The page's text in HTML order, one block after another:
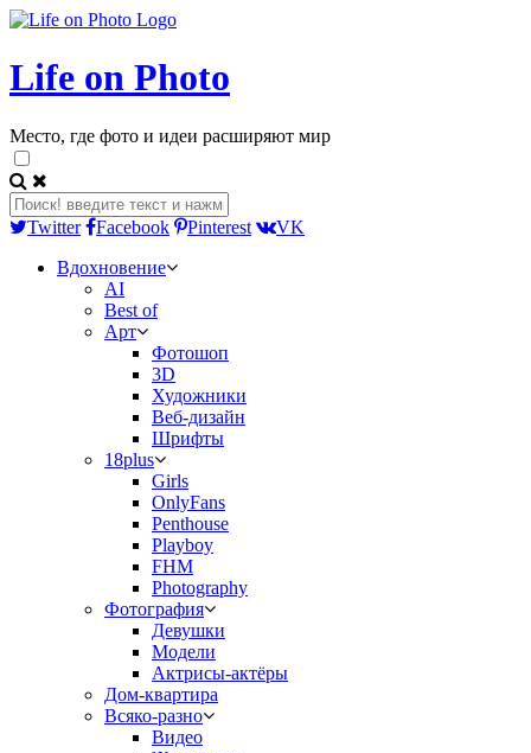
Life on Photo
Место, где фото и идеи расширяют мир
Twitter Facebook Pinterest
VK
Вдохновение
AI
Best of
Арт
Фотошоп
3D
Художники
Веб-дизайн
Шрифты
18plus
Girls
OnlyFans
Penthouse
Playboy
FHM
Photography
Фотография
Девушки
Модели
Актрисы-актёры
Дом-квартира
Всяко-разно
Видео